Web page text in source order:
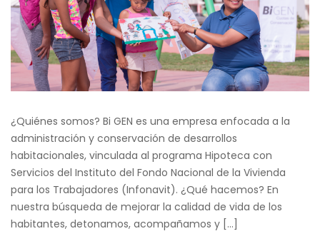
ti.
¿Quiénes somos? Bi GEN es una empresa enfocada a la
administración y conservación de desarrollos
habitacionales, vinculada al programa Hipoteca con
Servicios del Instituto del Fondo Nacional de la Vivienda
para los Trabajadores (Infonavit). ¿Qué hacemos? En
nuestra búsqueda de mejorar la calidad de vida de los
habitantes, detonamos, acompañamos y […]